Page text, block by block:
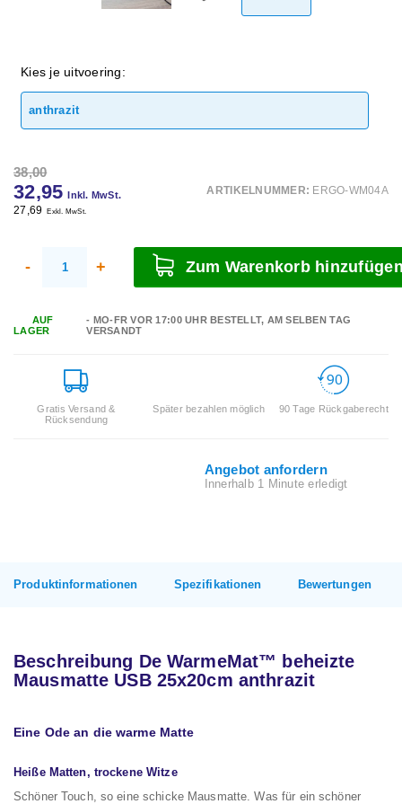
Kies je uitvoering:
anthrazit
38,00
32,95 Inkl. MwSt.
27,69 Exkl. MwSt.
ARTIKELNUMMER: ERGO-WM04A
- + Zum Warenkorb
AUF
LAGER
- MO-FR VOR 17:00 UHR BESTELLT, AM SELBEN TAG
VERSANDT
Gratis Versand &
Rücksendung
Später bezahlen möglich 90 Tage Rückgaberecht
Angebot anfordern
Innerhalb 1 Minute erledigt
Produktinformationen Spezifikationen Bewertungen
Beschreibung De WarmeMat™ beheizte
Mausmatte USB 25x20cm anthrazit
Eine Ode an die warme Matte
Heiße Matten, trockene Witze
Schöner Touch, so eine schicke Mausmatte. Was für ein schöner